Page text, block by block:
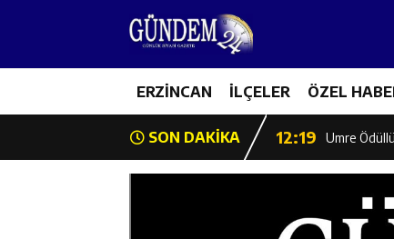
ERZİNCAN İLÇELER ÖZEL
SON DAKİKA
17:03 Erzincan
12:19 Umre
12:17 Üzümlü’de